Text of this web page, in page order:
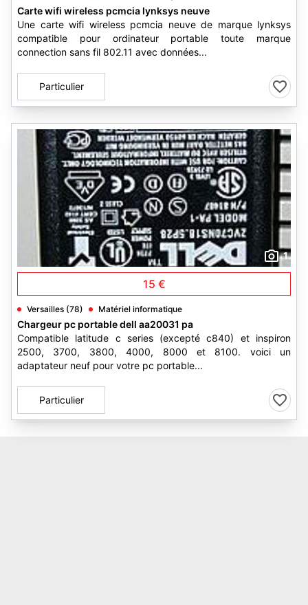
Carte wifi wireless pcmcia lynksys neuve
Une carte wifi wireless pcmcia neuve de marque lynksys
compatible pour ordinateur portable toute marque
connection sans fil 802.11 avec données...
Particulier
1
15 €
Versailles (78) Matériel informatique
Chargeur pc portable dell aa20031 pa
Compatible latitude c series (excepté c840) et inspiron
2500, 3700, 3800, 4000, 8000 et 8100. voici un
adaptateur neuf pour votre pc portable...
Particulier